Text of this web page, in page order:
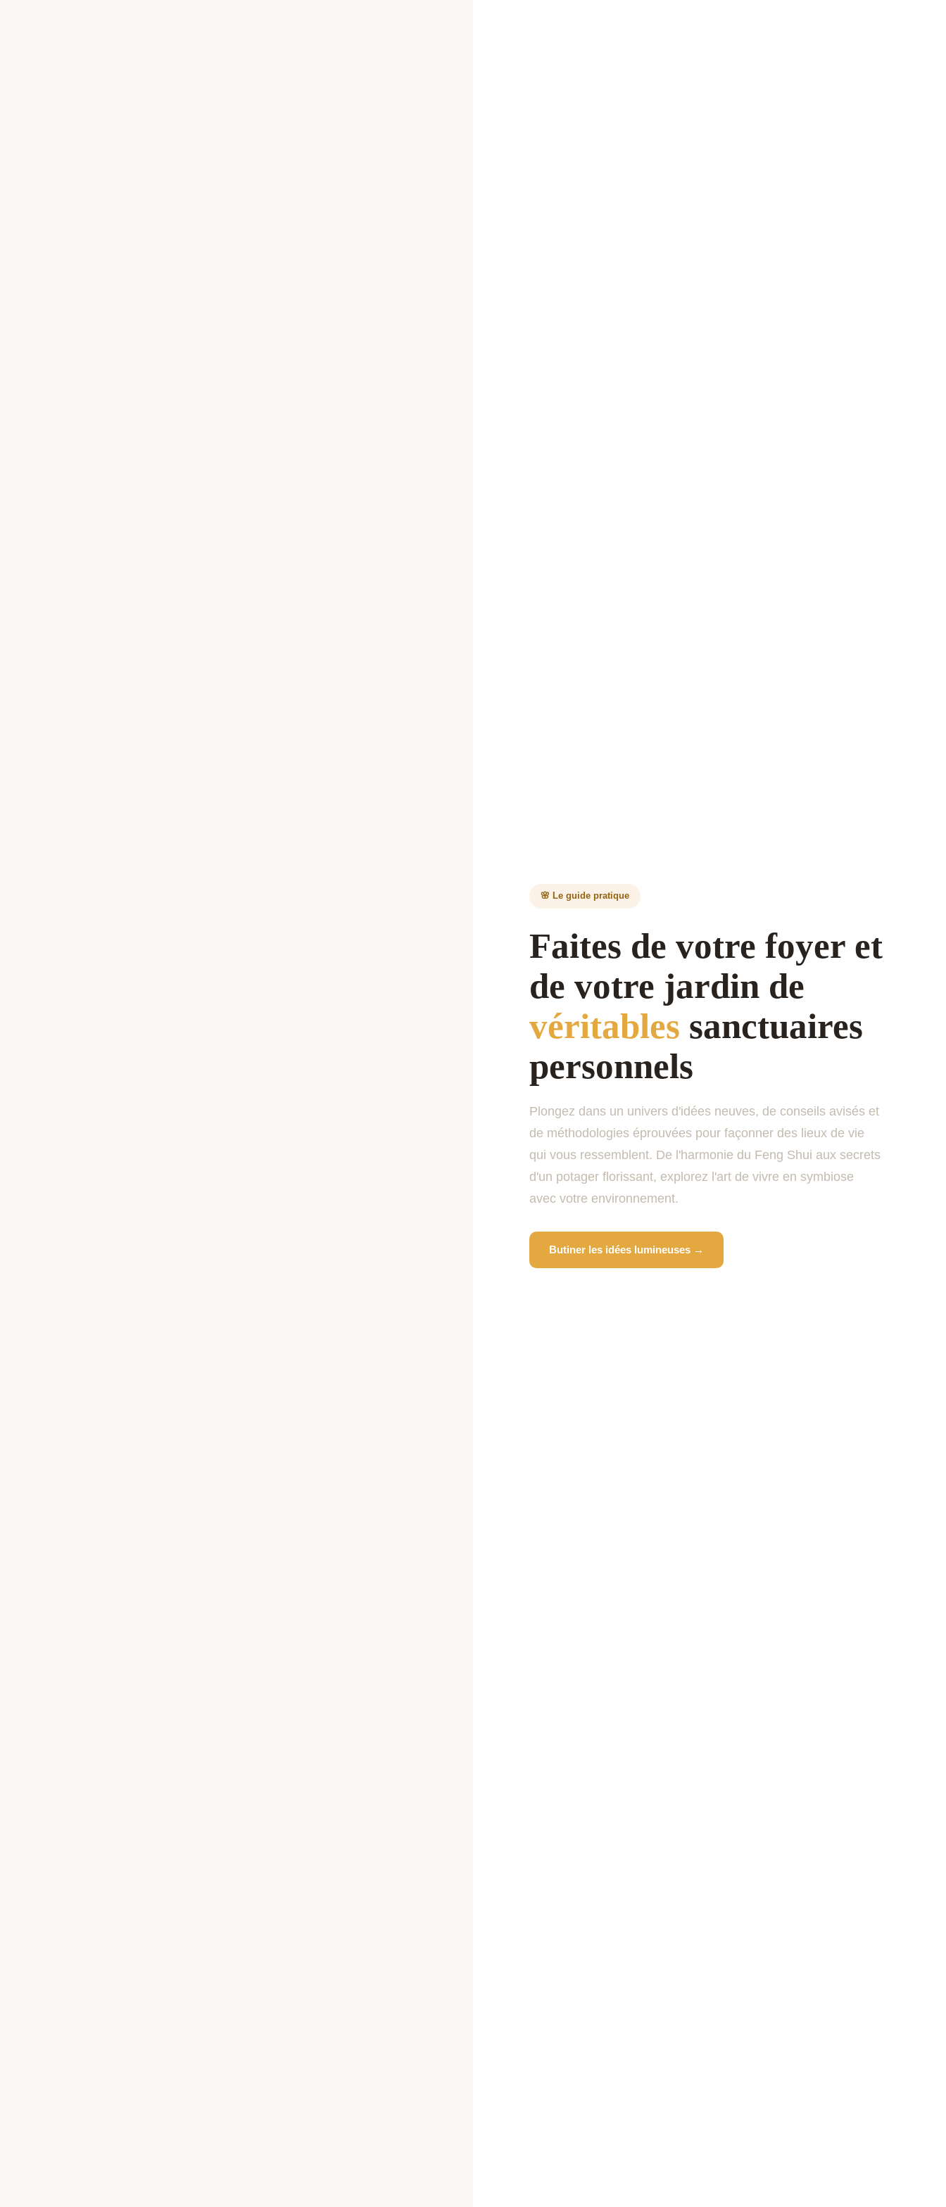
🌸 Le guide pratique
Faites de votre foyer et
de votre jardin de
véritables sanctuaires
personnels
Plongez dans un univers d'idées neuves, de conseils avisés et
de méthodologies éprouvées pour façonner des lieux de vie
qui vous ressemblent. De l'harmonie du Feng Shui aux secrets
d'un potager florissant, explorez l'art de vivre en symbiose
avec votre environnement.
Butiner les idées lumineuses →